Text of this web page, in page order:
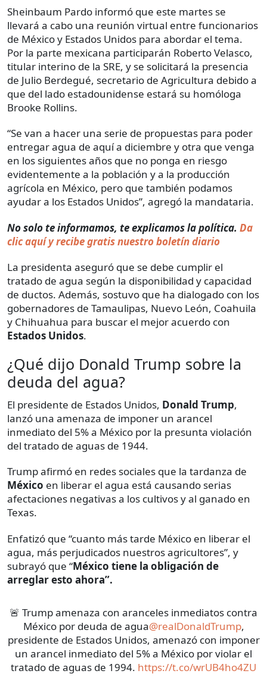
Sheinbaum Pardo informó que este martes se
llevará a cabo una reunión virtual entre funcionarios
de México y Estados Unidos para abordar el tema.
Por la parte mexicana participarán Roberto Velasco,
titular interino de la SRE, y se solicitará la presencia
de Julio Berdegué, secretario de Agricultura debido a
que del lado estadounidense estará su homóloga
Brooke Rollins.
“Se van a hacer una serie de propuestas para poder
entregar agua de aquí a diciembre y otra que venga
en los siguientes años que no ponga en riesgo
evidentemente a la población y a la producción
agrícola en México, pero que también podamos
ayudar a los Estados Unidos”, agregó la mandataria.
No solo te informamos, te explicamos la política. Da
clic aquí y recibe gratis nuestro boletín diario
La presidenta aseguró que se debe cumplir el
tratado de agua según la disponibilidad y capacidad
de ductos. Además, sostuvo que ha dialogado con los
gobernadores de Tamaulipas, Nuevo León, Coahuila
y Chihuahua para buscar el mejor acuerdo con
Estados Unidos.
¿Qué dijo Donald Trump sobre la
deuda del agua?
El presidente de Estados Unidos, Donald Trump,
lanzó una amenaza de imponer un arancel
inmediato del 5% a México por la presunta violación
del tratado de aguas de 1944.
Trump afirmó en redes sociales que la tardanza de
México en liberar el agua está causando serias
afectaciones negativas a los cultivos y al ganado en
Texas.
Enfatizó que “cuanto más tarde México en liberar el
agua, más perjudicados nuestros agricultores”, y
subrayó que “México tiene la obligación de
arreglar esto ahora”.
🚨 Trump amenaza con aranceles inmediatos contra
México por deuda de agua@realDonaldTrump,
presidente de Estados Unidos, amenazó con imponer
un arancel inmediato del 5% a México por violar el
tratado de aguas de 1994. https://t.co/wrUB4ho4ZU